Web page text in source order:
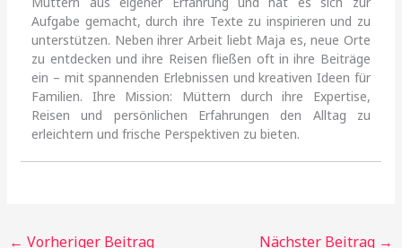
Aufgabe gemacht, durch ihre Texte zu inspirieren und zu
unterstützen. Neben ihrer Arbeit liebt Maja es, neue Orte
zu entdecken und ihre Reisen fließen oft in ihre Beiträge
ein – mit spannenden Erlebnissen und kreativen Ideen für
Familien. Ihre Mission: Müttern durch ihre Expertise,
Reisen und persönlichen Erfahrungen den Alltag zu
erleichtern und frische Perspektiven zu bieten.
← Vorheriger Beitrag Nächster Beitrag →